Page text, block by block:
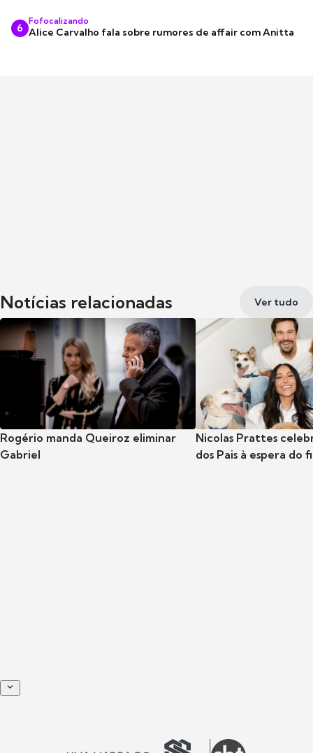
6
Fofocalizando
Alice Carvalho fala sobre rumores de affair com Anitta
Notícias relacionadas Ver tudo
Rogério manda Queiroz eliminar
Gabriel
Nicolas Prattes
dos Pais à espera do